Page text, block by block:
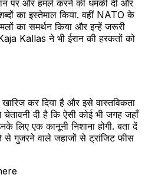
पर और हमले करने की धमकी दी और
का इस्तेमाल किया. वहीं NATO के
का समर्थन किया और इन्हें जरूरी
Kallas ने भी ईरान की हरकतों को
खारिज कर दिया है और इसे वास्तविकता
दी है कि ऐसी कोई भी जगह जहाँ
लिए एक कानूनी निशाना होगी. बता दें
से गुजरने वाले जहाजों से ट्रांजिट फीस